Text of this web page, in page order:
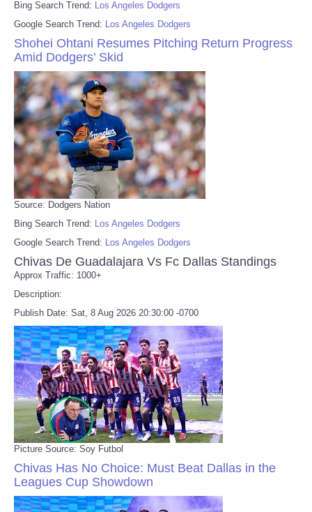
Bing Search Trend: Los Angeles Dodgers
Google Search Trend: Los Angeles Dodgers
Shohei Ohtani Resumes Pitching Return Progress
Amid Dodgers’ Skid
Source: Dodgers Nation
Bing Search Trend: Los Angeles Dodgers
Google Search Trend: Los Angeles Dodgers
Chivas De Guadalajara Vs Fc Dallas Standings
Approx Traffic: 1000+
Description:
Publish Date: Sat, 8 Aug 2026 20:30:00 -0700
Picture Source: Soy Futbol
Chivas Has No Choice: Must Beat Dallas in the
Leagues Cup Showdown